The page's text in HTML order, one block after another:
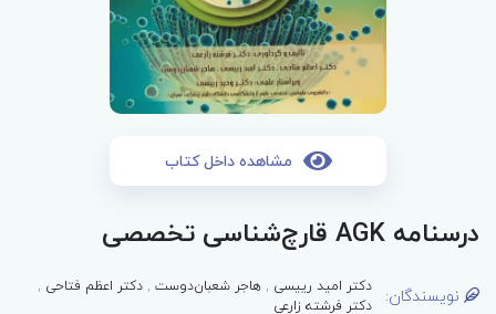
مشاهده داخل کتاب
درسنامه AGK قارچ‌شناسی تخصصی
نویسندگان: دکتر امید رییسی ,هاجر شعبان‌دوست ,دکتر اعظم فتاحی ,
دکتر فرشته زارعی